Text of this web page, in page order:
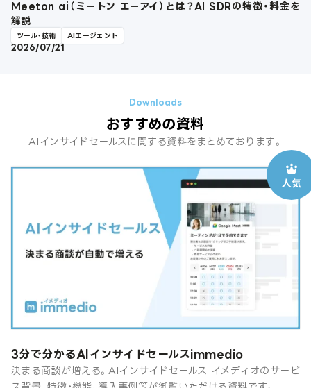
Meeton ai（ミートン エーアイ）とは？AI SDRの特徴・料金を
解説
ツール・技術 AIエージェント
2026/07/21
おすすめの資料
AIインサイドセールスに関する資料をまとめております。
3分で分かるAIインサイドセールスimmedio
決まる商談が増える。AIインサイドセールス イメディオのサービ